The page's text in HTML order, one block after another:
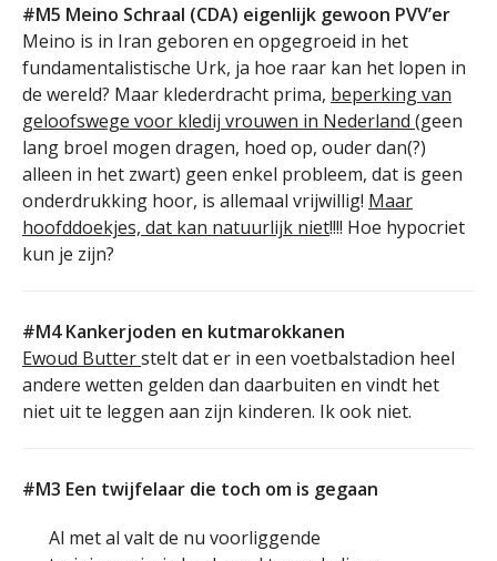
#M5 Meino Schraal (CDA) eigenlijk gewoon PVV’er
Meino is in Iran geboren en opgegroeid in het
fundamentalistische Urk, ja hoe raar kan het lopen in
de wereld? Maar klederdracht prima, beperking van
geloofswege voor kledij vrouwen in Nederland (geen
lang broel mogen dragen, hoed op, ouder dan(?)
alleen in het zwart) geen enkel probleem, dat is geen
onderdrukking hoor, is allemaal vrijwillig! Maar
hoofddoekjes, dat kan natuurlijk niet!!!! Hoe hypocriet
kun je zijn?
#M4 Kankerjoden en kutmarokkanen
Ewoud Butterstelt dat er in een voetbalstadion heel
andere wetten gelden dan daarbuiten en vindt het
niet uit te leggen aan zijn kinderen. Ik ook niet.
#M3 Een twijfelaar die toch om is gegaan
Al met al valt de nu voorliggende